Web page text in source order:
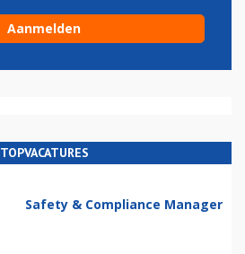
TOPVACATURES
Safety & Compliance Manager